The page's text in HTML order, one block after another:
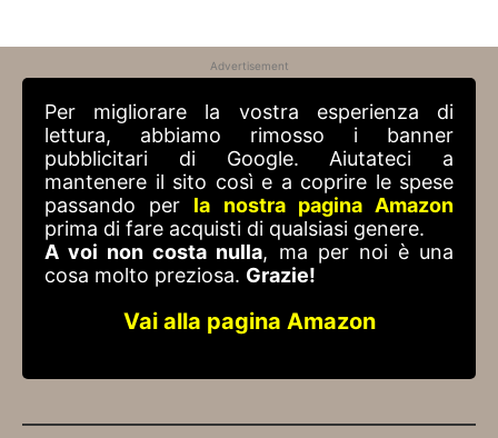
Advertisement
Per migliorare la vostra esperienza di
lettura, abbiamo rimosso i banner
pubblicitari di Google. Aiutateci a
mantenere il sito così e a coprire le spese
passando per la nostra pagina Amazon
prima di fare acquisti di qualsiasi genere.
A voi non costa nulla, ma per noi è una
cosa molto preziosa. Grazie!
Vai alla pagina Amazon